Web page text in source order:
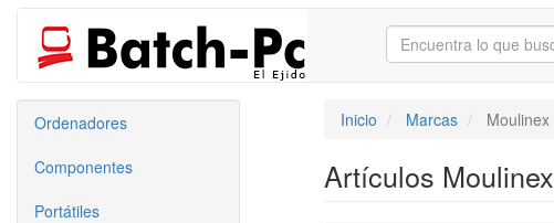
Ordenadores
Componentes
Portátiles
Inicio Marcas Moulinex
Artículos Moulinex